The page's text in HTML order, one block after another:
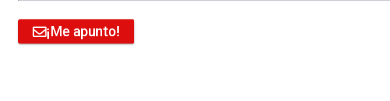
¡Me apunto!